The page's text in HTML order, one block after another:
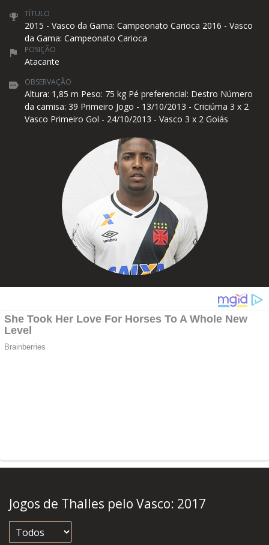
TÍTULO
2015 - Vasco da Gama: Campeonato Carioca 2016 - Vasco
da Gama: Campeonato Carioca
POSIÇÃO
Atacante
OBSERVAÇÃO
Altura: 1,85 m Peso: 75 kg Pé preferencial: Destro Número
da camisa: 39 Primeiro Jogo - 13/10/2013 - Criciúma 3 x 2
Vasco Primeiro Gol - 24/10/2013 - Vasco 3 x 2 Goiás
Jogos de Thalles pelo Vasco: 2017